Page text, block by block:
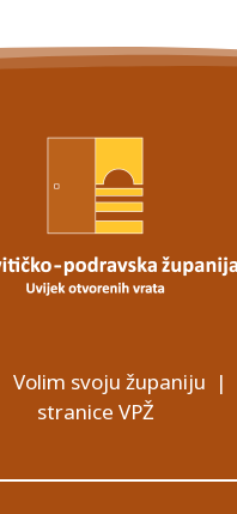
Volim svoju županiju |
stranice VPŽ